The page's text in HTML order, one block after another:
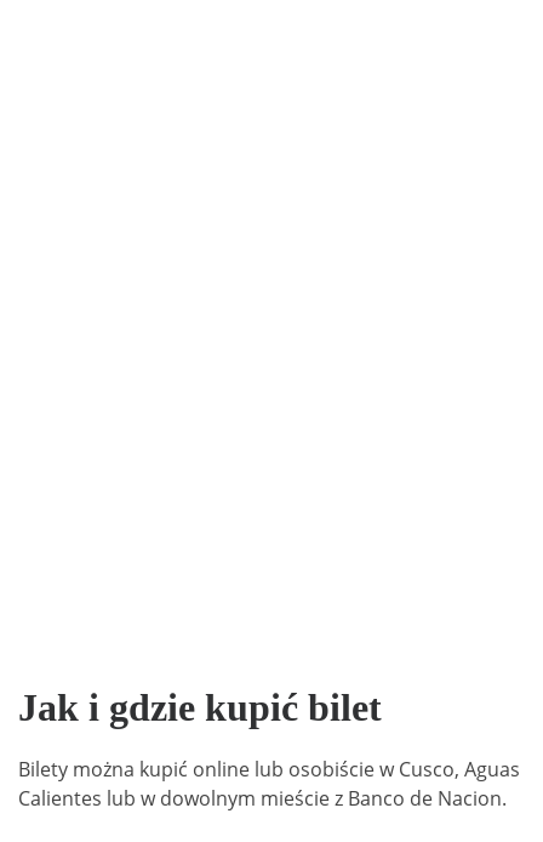
Jak i gdzie kupić bilet
Bilety można kupić online lub osobiście w Cusco, Aguas
Calientes lub w dowolnym mieście z Banco de Nacion.